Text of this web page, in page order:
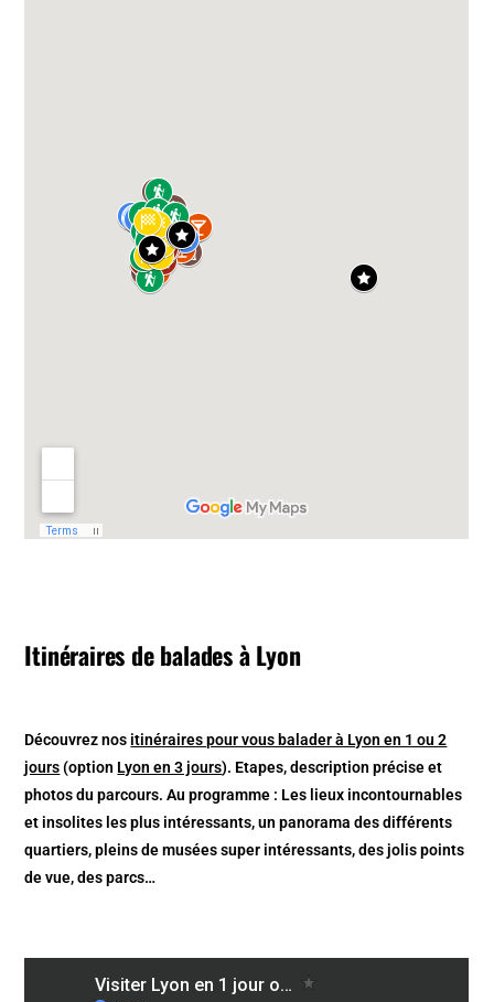
Itinéraires de balades à Lyon
Découvrez nos itinéraires pour vous balader à Lyon en 1 ou 2
jours(option Lyon en 3 jours). Etapes, description précise et
photos du parcours. Au programme : Les lieux incontournables
et insolites les plus intéressants, un panorama des différents
quartiers, pleins de musées super intéressants, des jolis points
de vue, des parcs…